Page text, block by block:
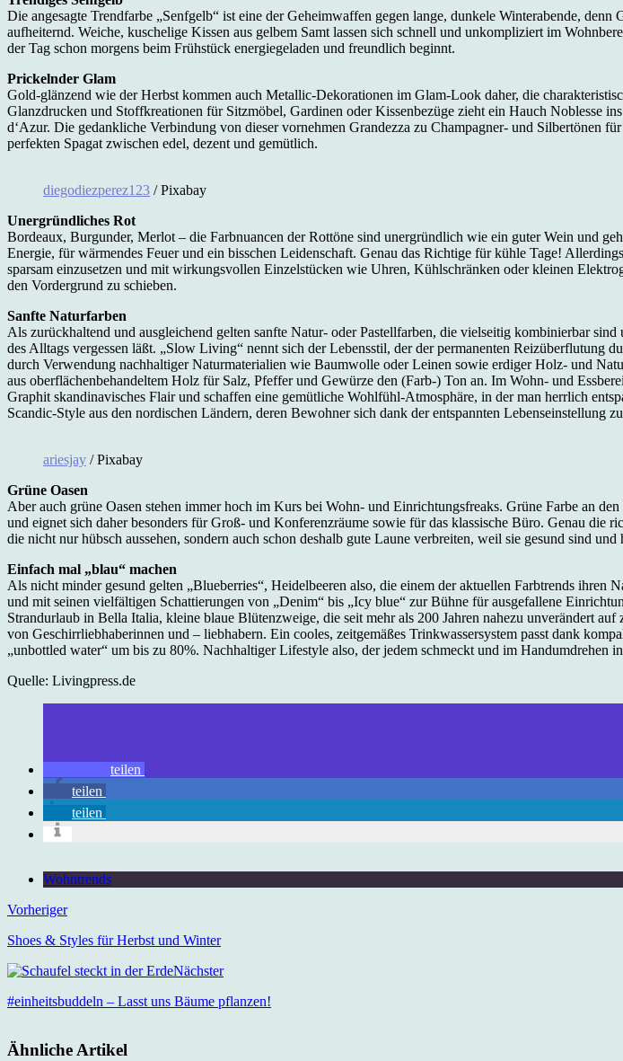
Die angesagte Trendfarbe „Senfgelb“ ist eine der Geheimwaffen gegen lange, dunkele Winterabende,
aufheiternd. Weiche, kuschelige Kissen aus gelbem Samt lassen sich schnell und unkompliziert im
der Tag schon morgens beim Frühstück energiegeladen und freundlich beginnt.
Prickelnder Glam
Gold-glänzend wie der Herbst kommen auch Metallic-Dekorationen im Glam-Look daher, die
Glanzdrucken und Stoffkreationen für Sitzmöbel, Gardinen oder Kissenbezüge zieht ein Hauch Noblesse
d‘Azur. Die gedankliche Verbindung von dieser vornehmen Grandezza zu Champagner- und Silbertönen
perfekten Spagat zwischen edel, dezent und gemütlich.
diegodiezperez123 / Pixabay
Unergründliches Rot
Bordeaux, Burgunder, Merlot – die Farbnuancen der Rottöne sind unergründlich wie ein guter Wein und
Energie, für wärmendes Feuer und ein bisschen Leidenschaft. Genau das Richtige für kühle Tage!
sparsam einzusetzen und mit wirkungsvollen Einzelstücken wie Uhren, Kühlschränken oder kleinen
den Vordergrund zu schieben.
Sanfte Naturfarben
Als zurückhaltend und ausgleichend gelten sanfte Natur- oder Pastellfarben, die vielseitig kombinierbar
des Alltags vergessen läßt. „Slow Living“ nennt sich der Lebensstil, der der permanenten Reizüberflutung
durch Verwendung nachhaltiger Naturmaterialien wie Baumwolle oder Leinen sowie erdiger Holz- und
aus oberflächenbehandeltem Holz für Salz, Pfeffer und Gewürze den (Farb-) Ton an. Im Wohn- und
Graphit skandinavisches Flair und schaffen eine gemütliche Wohlfühl-Atmosphäre, in der man herrlich
Scandic-Style aus den nordischen Ländern, deren Bewohner sich dank der entspannten Lebenseinstellung
ariesjay / Pixabay
Grüne Oasen
Aber auch grüne Oasen stehen immer hoch im Kurs bei Wohn- und Einrichtungsfreaks. Grüne Farbe an
und eignet sich daher besonders für Groß- und Konferenzräume sowie für das klassische Büro. Genau
die nicht nur hübsch aussehen, sondern auch schon deshalb gute Laune verbreiten, weil sie gesund sind und
Einfach mal „blau“ machen
Als nicht minder gesund gelten „Blueberries“, Heidelbeeren also, die einem der aktuellen Farbtrends
und mit seinen vielfältigen Schattierungen von „Denim“ bis „Icy blue“ zur Bühne für ausgefallene
Strandurlaub in Bella Italia, kleine blaue Blütenzweige, die seit mehr als 200 Jahren nahezu unverändert
von Geschirrliebhaberinnen und – liebhabern. Ein cooles, zeitgemäßes Trinkwassersystem passt dank
„unbottled water“ um bis zu 80%. Nachhaltiger Lifestyle also, der jedem schmeckt und im Handumdrehen
Quelle: Livingpress.de
teilen
teilen
teilen
Wohntrends
Vorheriger
Shoes & Styles für Herbst und Winter
Nächster
#einheitsbuddeln – Lasst uns Bäume pflanzen!
Ähnliche Artikel